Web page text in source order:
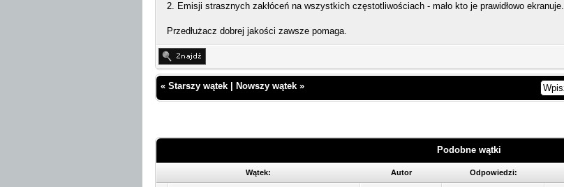
2. Emisji strasznych zakłóceń na wszystkich częstotliwościach - mało kto je prawidłowo ekranuje.
Przedłużacz dobrej jakości zawsze pomaga.
« Starszy wątek Nowszy wątek »
Podobne wątki
Wątek: Autor Odpowiedzi: